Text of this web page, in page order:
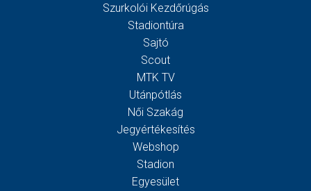
Szurkolói Kezdőrúgás
Stadiontúra
Sajtó
Scout
MTK TV
Utánpótlás
Női Szakág
Jegyértékesítés
Webshop
Stadion
Egyesület